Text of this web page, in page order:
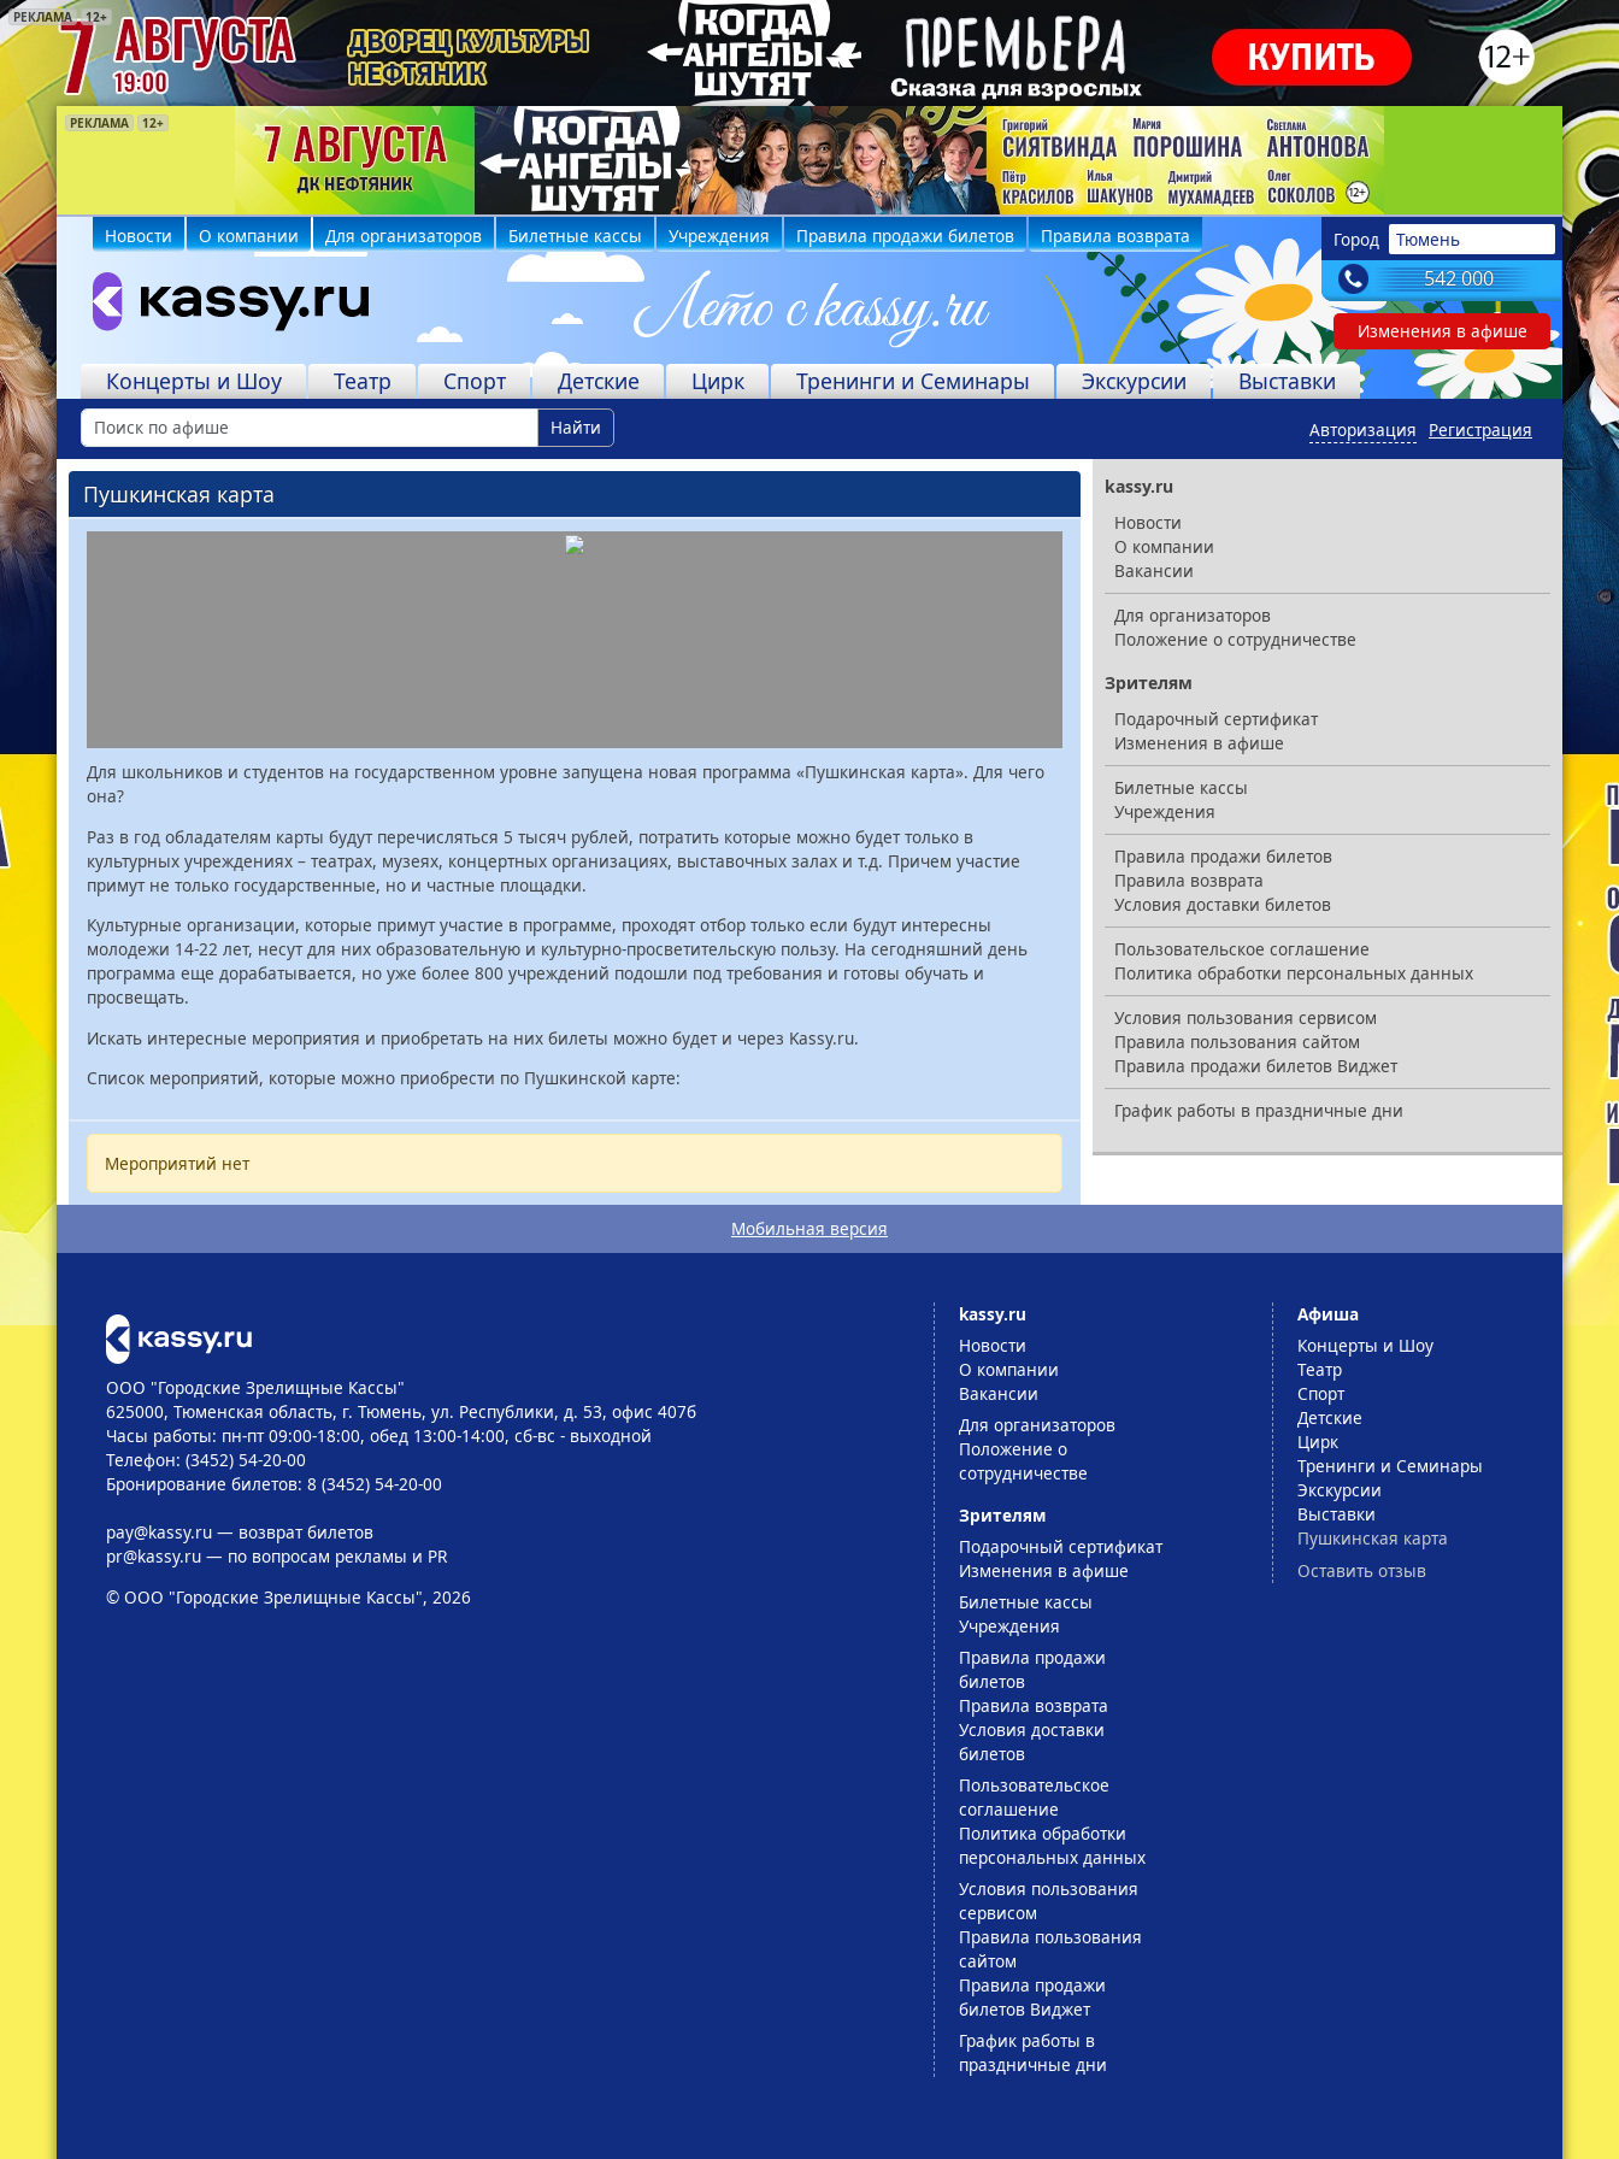
РЕКЛАМА 12+
РЕКЛАМА 12+
РЕКЛАМА 6+
РЕКЛАМА 12+
РЕКЛАМА 18+
РЕКЛАМА 18+
РЕКЛАМА 6+
РЕКЛАМА 12+
Город Тюмень
542 000
Изменения в афише
Новости О компании Для организаторов Билетные кассы Учреждения Правила продажи билетов Правила возврата
Концерты и Шоу Театр Спорт Детские Цирк Тренинги и Семинары Экскурсии Выставки
Найти Регистрация
Авторизация
Пушкинская карта
Для школьников и студентов на государственном уровне запущена новая программа «Пушкинская карта». Для чего
она?
Раз в год обладателям карты будут перечисляться 5 тысяч рублей, потратить которые можно будет только в
культурных учреждениях – театрах, музеях, концертных организациях, выставочных залах и т.д. Причем участие
примут не только государственные, но и частные площадки.
Культурные организации, которые примут участие в программе, проходят отбор только если будут интересны
молодежи 14-22 лет, несут для них образовательную и культурно-просветительскую пользу. На сегодняшний день
программа еще дорабатывается, но уже более 800 учреждений подошли под требования и готовы обучать и
просвещать.
Искать интересные мероприятия и приобретать на них билеты можно будет и через Kassy.ru.
Список мероприятий, которые можно приобрести по Пушкинской карте:
Мероприятий нет
kassy.ru
Новости
О компании
Вакансии
Для организаторов
Положение о сотрудничестве
Зрителям
Подарочный сертификат
Изменения в афише
Билетные кассы
Учреждения
Правила продажи билетов
Правила возврата
Условия доставки билетов
Пользовательское соглашение
Политика обработки персональных данных
Условия пользования сервисом
Правила пользования сайтом
Правила продажи билетов Виджет
График работы в праздничные дни
Мобильная версия
ООО "Городские Зрелищные Кассы"
625000, Тюменская область, г. Тюмень, ул. Республики, д. 53, офис 407б
Часы работы: пн-пт 09:00-18:00, обед 13:00-14:00, сб-вс - выходной
Телефон: (3452) 54-20-00
Бронирование билетов: 8 (3452) 54-20-00
pay@kassy.ru— возврат билетов
pr@kassy.ru— по вопросам рекламы и PR
© ООО "Городские Зрелищные Кассы", 2026
kassy.ru
Новости
О компании
Вакансии
Для организаторов
Положение о
сотрудничестве
Зрителям
Подарочный сертификат
Изменения в афише
Билетные кассы
Учреждения
Правила продажи
билетов
Правила возврата
Условия доставки
билетов
Пользовательское
соглашение
Политика обработки
персональных данных
Условия пользования
сервисом
Правила пользования
сайтом
Правила продажи
билетов Виджет
График работы в
праздничные дни
Афиша
Концерты и Шоу
Театр
Спорт
Детские
Цирк
Тренинги и Семинары
Экскурсии
Выставки
Пушкинская карта
Оставить отзыв